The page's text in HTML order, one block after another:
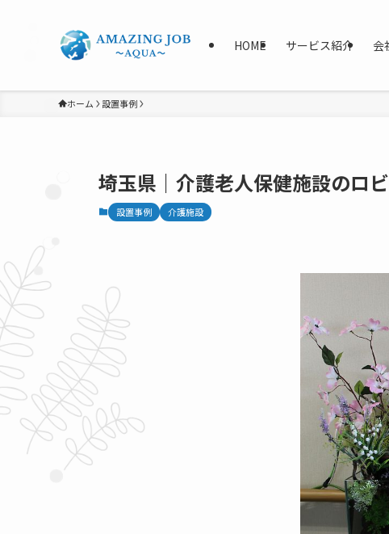
HOME サービス紹介 会
ホーム 設置事例
埼玉県｜介護老人保健施設のロ
設置事例 介護施設